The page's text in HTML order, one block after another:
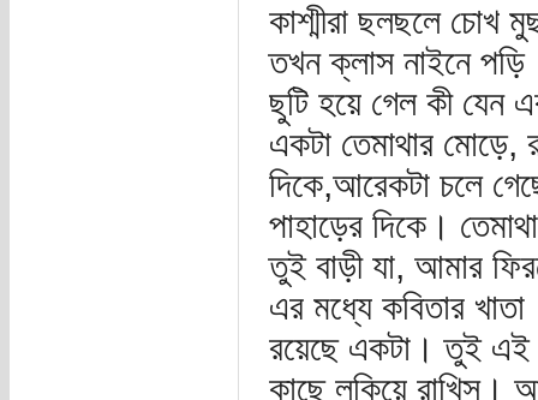
কাশ্মীরা ছলছলে চোখ
তখন ক্লাস নাইনে
ছুটি হয়ে গেল কী যেন
একটা তেমাথার মোড়ে,
দিকে,আরেকটা চলে
পাহাড়ের দিকে।
তুই বাড়ী যা, আমার
এর মধ্যে কবিতার খাতা
রয়েছে একটা। তুই এই
কাছে লুকিয়ে রাখিস।